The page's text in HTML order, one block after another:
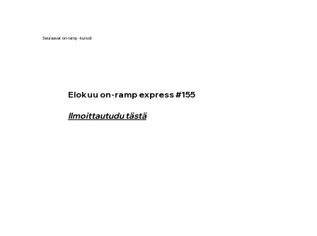
Seuraavat on-ramp -kurssit
Elokuu on-ramp express #155
Ilmoittautudu tästä